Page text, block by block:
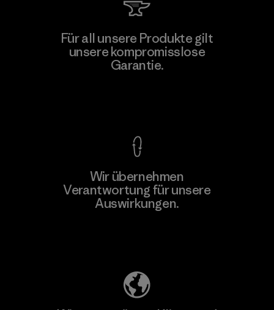
Hirdaramani Industries (Pvt)
Ltd. - Kuruwita
Für all unsere Produkte gilt
unsere kompromisslose
Garantie.
Wir übernehmen
Verantwortung für unsere
Auswirkungen.